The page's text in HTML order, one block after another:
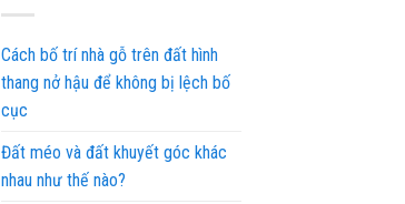
Cách bố trí nhà gỗ trên đất hình
thang nở hậu để không bị lệch bố
cục
Đất méo và đất khuyết góc khác
nhau như thế nào?